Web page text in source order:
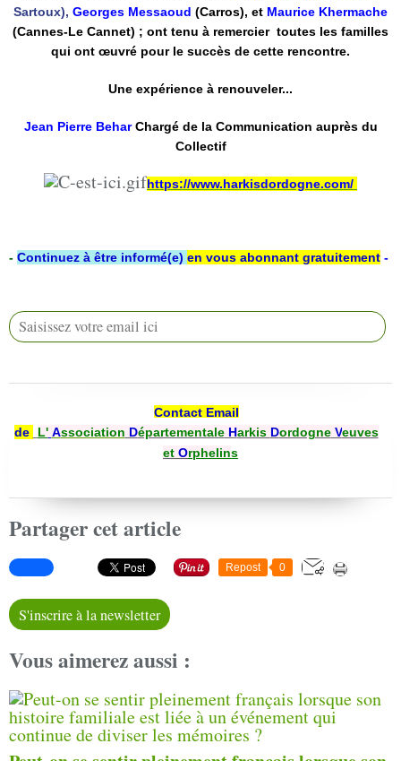
Sartoux), Georges Messaoud (Carros), et Maurice Khermache
(Cannes-Le Cannet) ; ont tenu à remercier toutes les familles
qui ont œuvré pour le succès de cette rencontre.
Une expérience à renouveler...
Jean Pierre BeharChargé de la Communication auprès du
Collectif
https://www.harkisdordogne.com/
- Continuez à être informé(e) en vous abonnant gratuitement -
Contact Email
de
L' Association DépartementaleHarkis DordogneVeuves
et Orphelins
Partager cet article
Repost 0
S'inscrire à la newsletter
Vous aimerez aussi :